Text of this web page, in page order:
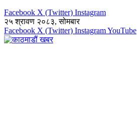
Facebook X (Twitter) Instagram
२५ श्रावण २०८३, सोमबार
Facebook X (Twitter) InstagramYouTube